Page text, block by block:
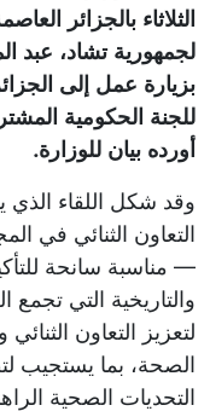
الثلاثاء بالجزائر
لجمهورية تشاد، عبد
بزيارة عمل إلى
للجنة الحكومية
أورده بيان للوزارة.
وقد شكل اللقاء الذي
التعاون الثنائي في
— مناسبة سانحة
والتاريخية التي تجمع
لتعزيز التعاون
الصحة، بما يستجيب
التحديات الصحية